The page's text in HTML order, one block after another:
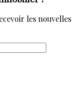
les nouvelles